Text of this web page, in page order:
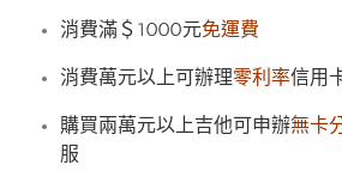
消費滿＄1000元免運費
消費萬元以上可辦理零利率信用
購買兩萬元以上吉他可申辦無卡
服